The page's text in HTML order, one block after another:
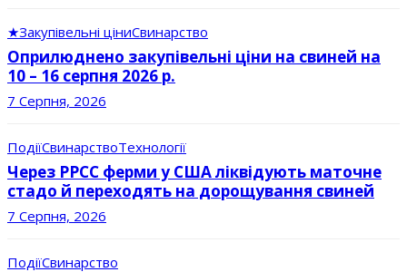
★Закупівельні ціниСвинарство
Оприлюднено закупівельні ціни на свиней на
10 – 16 серпня 2026 р.
7 Серпня, 2026
ПодіїСвинарствоТехнології
Через РРСС ферми у США ліквідують маточне
стадо й переходять на дорощування свиней
7 Серпня, 2026
ПодіїСвинарство